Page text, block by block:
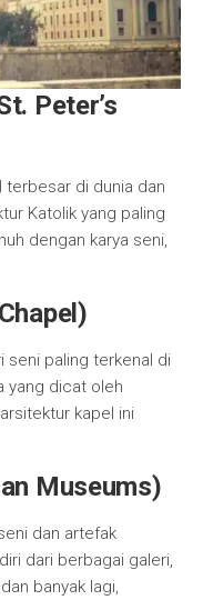
Peter’s
terbesar di dunia dan
Katolik yang paling
dengan karya seni,
seni paling terkenal di
yang dicat oleh
kapel ini
Museums)
dan artefak
dari berbagai galeri,
banyak lagi,